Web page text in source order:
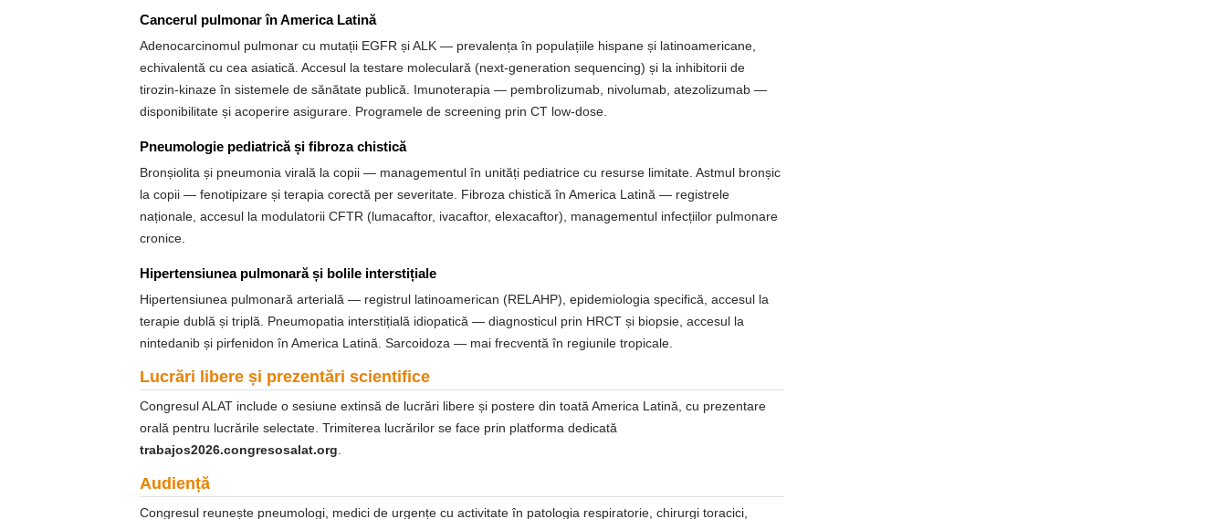
Cancerul pulmonar în America Latină
Adenocarcinomul pulmonar cu mutații EGFR și ALK — prevalența în populațiile hispane și latinoamericane,
echivalentă cu cea asiatică. Accesul la testare moleculară (next-generation sequencing) și la inhibitorii de
tirozin-kinaze în sistemele de sănătate publică. Imunoterapia — pembrolizumab, nivolumab, atezolizumab —
disponibilitate și acoperire asigurare. Programele de screening prin CT low-dose.
Pneumologie pediatrică și fibroza chistică
Bronșiolita și pneumonia virală la copii — managementul în unități pediatrice cu resurse limitate. Astmul bronșic
la copii — fenotipizare și terapia corectă per severitate. Fibroza chistică în America Latină — registrele
naționale, accesul la modulatorii CFTR (lumacaftor, ivacaftor, elexacaftor), managementul infecțiilor pulmonare
cronice.
Hipertensiunea pulmonară și bolile interstițiale
Hipertensiunea pulmonară arterială — registrul latinoamerican (RELAHP), epidemiologia specifică, accesul la
terapie dublă și triplă. Pneumopatia interstițială idiopatică — diagnosticul prin HRCT și biopsie, accesul la
nintedanib și pirfenidon în America Latină. Sarcoidoza — mai frecventă în regiunile tropicale.
Lucrări libere și prezentări scientifice
Congresul ALAT include o sesiune extinsă de lucrări libere și postere din toată America Latină, cu prezentare
orală pentru lucrările selectate. Trimiterea lucrărilor se face prin platforma dedicată
trabajos2026.congresosalat.org
Audiență
Congresul reunește pneumologi, medici de urgențe cu activitate în patologia respiratorie, chirurgi toracici,